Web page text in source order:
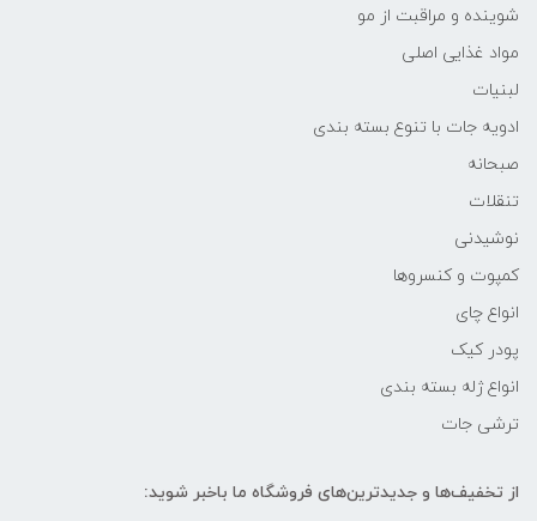
شوینده و مراقبت از مو
مواد غذایی اصلی
لبنیات
ادویه جات با تنوع بسته بندی
صبحانه
تنقلات
نوشیدنی
کمپوت و کنسروها
انواع چای
پودر کیک
انواع ژله بسته بندی
ترشی جات
از تخفیف‌ها و جدیدترین‌های فروشگاه ما باخبر شوید: